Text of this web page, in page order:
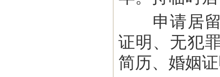
申请居留
证明、无犯
简历、婚姻